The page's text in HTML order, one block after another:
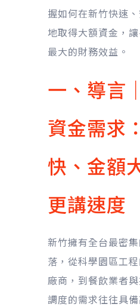
握如何在新竹快速
地取得大額資金，
最大的財務效益。
一、導言
資金需求
快、金額
更講速度
新竹擁有全台最密
落，從科學園區工
廠商，到餐飲業者
調度的需求往往具備